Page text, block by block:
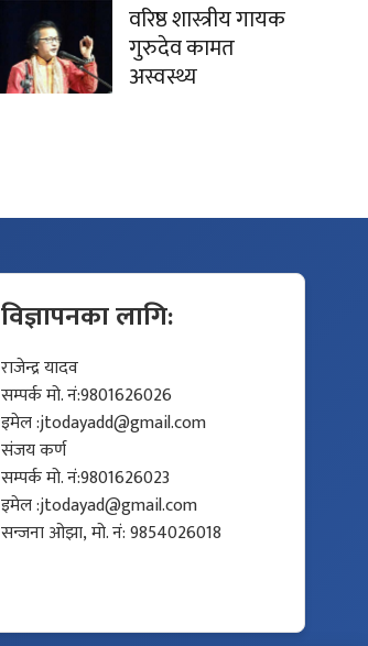
वरिष्ठ शास्त्रीय गायक
गुरुदेव कामत
अस्वस्थ्य
विज्ञापनका लागि:
राजेन्द्र यादव
सम्पर्क मो. नं:9801626026
इमेल :jtodayadd@gmail.com
संजय कर्ण
सम्पर्क मो. नं:9801626023
इमेल :jtodayad@gmail.com
सन्जना ओझा, मो. नं: 9854026018